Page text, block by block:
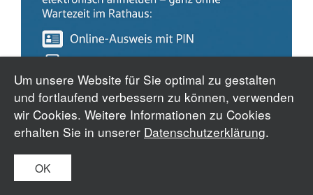
Um unsere Website für Sie optimal zu gestalten
und fortlaufend verbessern zu können, verwenden
wir Cookies. Weitere Informationen zu Cookies
erhalten Sie in unserer Datenschutzerklärung.
OK